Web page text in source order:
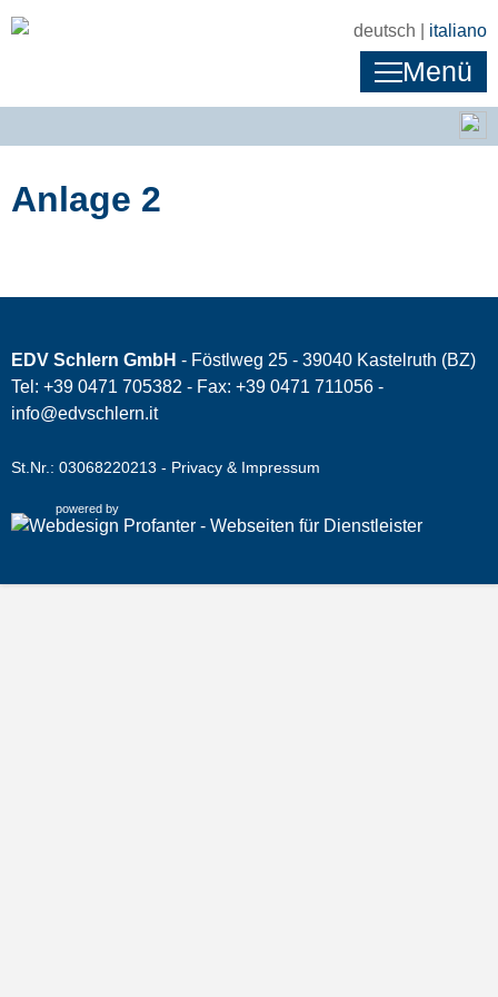
deutsch | italiano
Menü
Anlage 2
EDV Schlern GmbH - Föstlweg 25 - 39040 Kastelruth (BZ)
Tel: +39 0471 705382 - Fax: +39 0471 711056 -
info@edvschlern.it
St.Nr.: 03068220213 - Privacy & Impressum
powered by